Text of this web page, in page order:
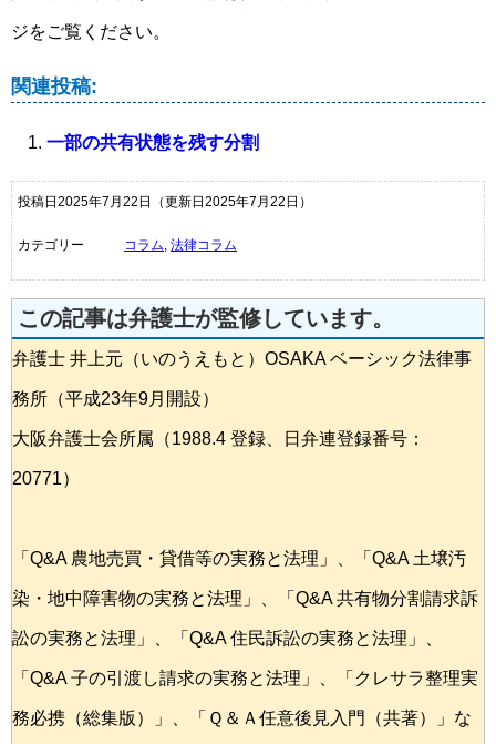
ジをご覧ください。
関連投稿:
一部の共有状態を残す分割
投稿日2025年7月22日 （更新日2025年7月22日）
カテゴリー コラム, 法律コラム
この記事は弁護士が監修しています。
弁護士 井上元（いのうえもと）OSAKA ベーシック法律事
務所（平成23年9月開設）
大阪弁護士会所属（1988.4 登録、日弁連登録番号：
20771）
「Q&A 農地売買・貸借等の実務と法理」、「Q&A 土壌汚
染・地中障害物の実務と法理」、「Q&A 共有物分割請求訴
訟の実務と法理」、「Q&A 住民訴訟の実務と法理」、
「Q&A 子の引渡し請求の実務と法理」、「クレサラ整理実
務必携（総集版）」、「Ｑ＆Ａ任意後見入門（共著）」な